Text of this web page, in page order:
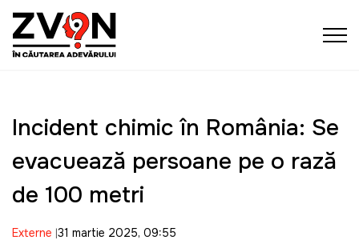
Incident chimic în România: Se
evacuează persoane pe o rază
de 100 metri
Externe 31 martie 2025, 09:55